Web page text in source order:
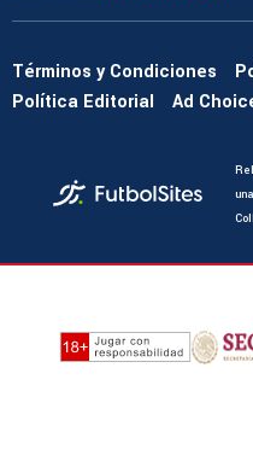
Términos y Condiciones
Política Editorial
Ad